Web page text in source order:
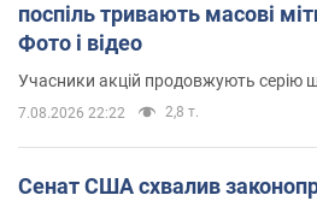
поспіль тривають масові
Фото і відео
Учасники акцій продовжують серію
7.08.2026 22:22 2,8 т.
Сенат США схвалив